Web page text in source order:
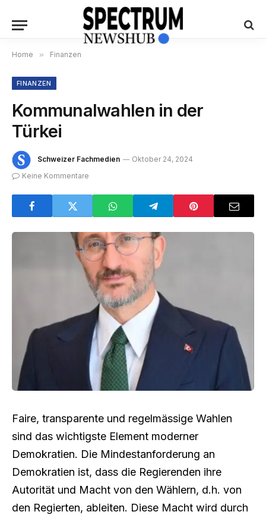
Home » Finanzen
FINANZEN
Kommunalwahlen in der
Türkei
Schweizer Fachmedien
Oktober 24, 2024
Keine Kommentare
Faire, transparente und regelmässige Wahlen
sind das wichtigste Element moderner
Demokratien. Die Mindestanforderung an
Demokratien ist, dass die Regierenden ihre
Autorität und Macht von den Wählern, d.h. von
den Regierten, ableiten. Diese Macht wird durch